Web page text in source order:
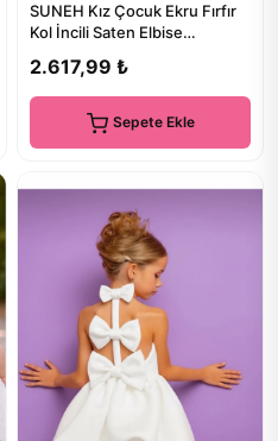
SUNEH Kız Çocuk Ekru Fırfır
Kol İncili Saten Elbise
Abiy...
2.617,99 ₺
Sepete Ekle